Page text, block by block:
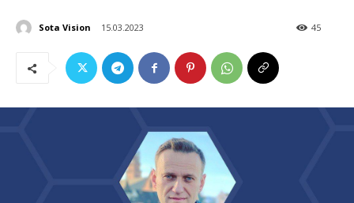
Sota Vision 15.03.2023 45